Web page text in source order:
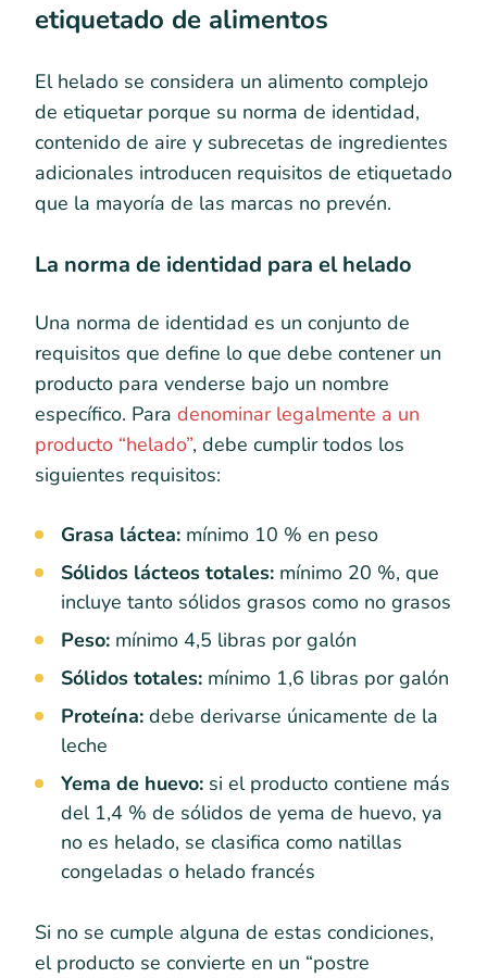
etiquetado de alimentos
El helado se considera un alimento complejo
de etiquetar porque su norma de identidad,
contenido de aire y subrecetas de ingredientes
adicionales introducen requisitos de etiquetado
que la mayoría de las marcas no prevén.
La norma de identidad para el helado
Una norma de identidad es un conjunto de
requisitos que define lo que debe contener un
producto para venderse bajo un nombre
específico. Para denominar legalmente a un
producto “helado”, debe cumplir todos los
siguientes requisitos:
Grasa láctea: mínimo 10 % en peso
Sólidos lácteos totales: mínimo 20 %, que
incluye tanto sólidos grasos como no grasos
Peso: mínimo 4,5 libras por galón
Sólidos totales: mínimo 1,6 libras por galón
Proteína: debe derivarse únicamente de la
leche
Yema de huevo: si el producto contiene más
del 1,4 % de sólidos de yema de huevo, ya
no es helado, se clasifica como natillas
congeladas o helado francés
Si no se cumple alguna de estas condiciones,
el producto se convierte en un “postre